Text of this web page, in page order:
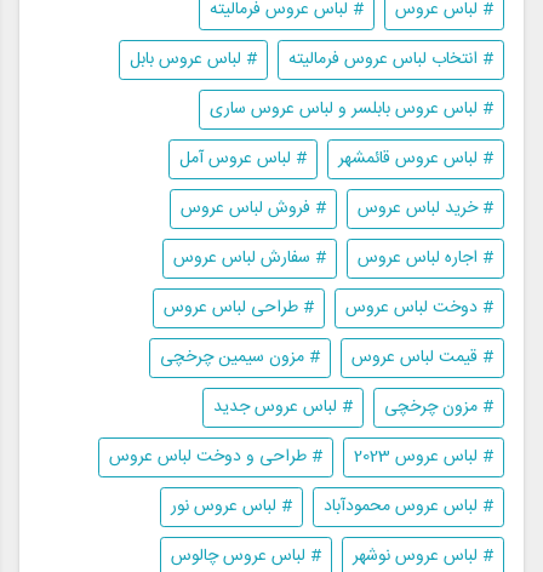
# لباس عروس
# لباس عروس فرمالیته
# انتخاب لباس عروس فرمالیته
# لباس عروس بابل
# لباس عروس بابلسر و لباس عروس ساری
# لباس عروس قائمشهر
# لباس عروس آمل
# خرید لباس عروس
# فروش لباس عروس
# اجاره لباس عروس
# سفارش لباس عروس
# دوخت لباس عروس
# طراحی لباس عروس
# قیمت لباس عروس
# مزون سیمین چرخچی
# مزون چرخچی
# لباس عروس جدید
# لباس عروس 2023
# طراحی و دوخت لباس عروس
# لباس عروس محمودآباد
# لباس عروس نور
# لباس عروس نوشهر
# لباس عروس چالوس